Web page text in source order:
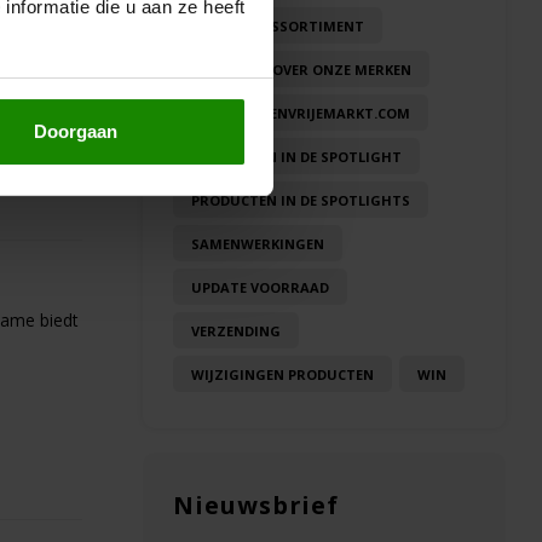
die u aan ze heeft
Doorgaan
biedt
NIEUW IN ASSORTIMENT
NIEUWTJES OVER ONZE MERKEN
OVER GLUTENVRIJEMARKT.COM
PRODUCTEN IN DE SPOTLIGHT
PRODUCTEN IN DE SPOTLIGHTS
SAMENWERKINGEN
UPDATE VOORRAAD
VERZENDING
WIJZIGINGEN PRODUCTEN WIN
Nieuwsbrief